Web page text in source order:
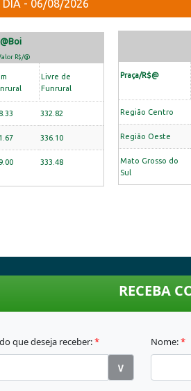
DIA - 06/08/2026
@Boi
R$/@
Livre de
Funrural
332.82
336.10
333.48
Praça/R$@
Região Centro
Região Oeste
Mato Grosso do
Sul